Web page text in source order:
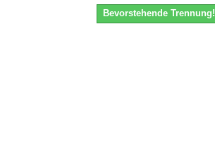
Bevorstehende Trennung!